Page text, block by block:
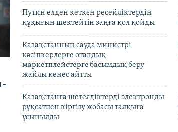
Путин елден кеткен ресейліктердің
құқығын шектейтін заңға қол қойды
Қазақстанның сауда министрі
кәсіпкерлерге отандық
маркетплейстерге басымдық беру
жайлы кеңес айтты
Қазақстанға шетелдіктерді электронды
рұқсатпен кіргізу жобасы талқыға
ұсынылды